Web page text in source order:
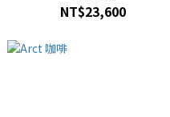
NT$23,600